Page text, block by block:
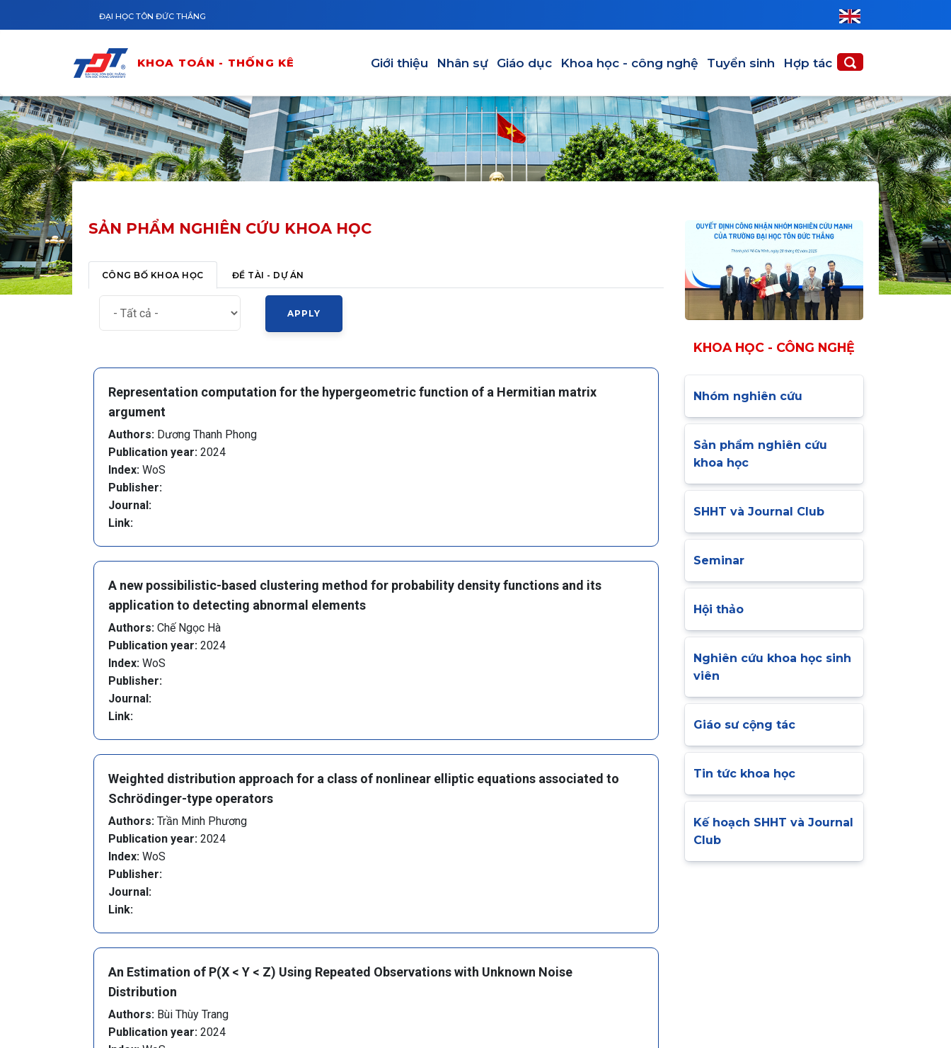
ĐẠI HỌC TÔN ĐỨC THẮNG
KHOA TOÁN - THỐNG KÊ Giới thiệu Nhân sự Giáo dục Khoa học - công nghệ Tuyển sinh Hợp tác
SẢN PHẨM NGHIÊN CỨU KHOA HỌC
Tab chính
CÔNG BỐ KHOA HỌC(TAB HOẠT ĐỘNG)
ĐỀ TÀI - DỰ ÁN
Representation computation for the hypergeometric function of a Hermitian matrix
argument
Authors: Dương Thanh Phong
Publication year: 2024
Index: WoS
Publisher:
Journal:
Link:
A new possibilistic-based clustering method for probability density functions and its
application to detecting abnormal elements
Authors: Chế Ngọc Hà
Publication year: 2024
Index: WoS
Publisher:
Journal:
Link:
Weighted distribution approach for a class of nonlinear elliptic equations associated to
Schrödinger-type operators
Authors: Trần Minh Phương
Publication year: 2024
Index: WoS
Publisher:
Journal:
Link:
An Estimation of P(X < Y < Z) Using Repeated Observations with Unknown Noise
Distribution
Authors: Bùi Thùy Trang
Publication year: 2024
KHOA HỌC - CÔNG NGHỆ
Nhóm nghiên cứu
Sản phẩm nghiên cứu
khoa học
SHHT và Journal Club
Seminar
Hội thảo
Nghiên cứu khoa học sinh
viên
Giáo sư cộng tác
Tin tức khoa học
Kế hoạch SHHT và Journal
Club